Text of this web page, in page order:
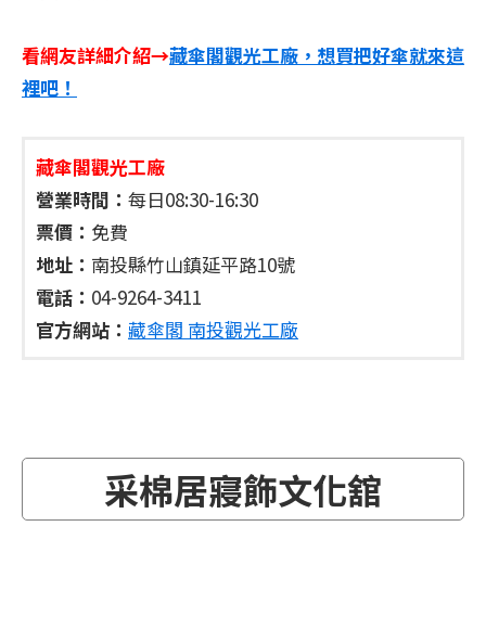
看網友詳細介紹→藏傘閣觀光工廠，想買把好傘就來這
裡吧！
藏傘閣觀光工廠
營業時間： 每日08:30-16:30
票價： 免費
地址： 南投縣竹山鎮延平路10號
電話： 04-9264-3411
官方網站： 藏傘閣 南投觀光工廠
采棉居寢飾文化舘